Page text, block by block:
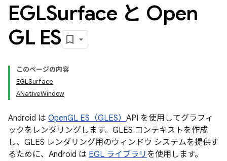
EGLSurface と Open
GL ES
このページの内容
EGLSurface
ANativeWindow
Android は OpenGL ES（GLES） API を使用してグラフィ
ックをレンダリングします。GLES コンテキストを作成
し、GLES レンダリング用のウィンドウ システムを提供す
るために、Android は EGL ライブラリ を使用します。